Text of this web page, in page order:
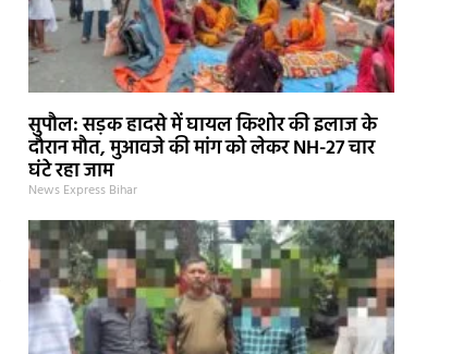
सुपौल: सड़क हादसे में घायल किशोर की इलाज के
दौरान मौत, मुआवजे की मांग को लेकर NH-27 चार
घंटे रहा जाम
News Express Bihar